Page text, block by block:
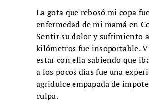
La gota que rebosó mi copa
enfermedad de mi mamá en
Sentir su dolor y sufrimiento
kilómetros fue insoportable.
estar con ella sabiendo que
a los pocos días fue una
agridulce empapada de
culpa.